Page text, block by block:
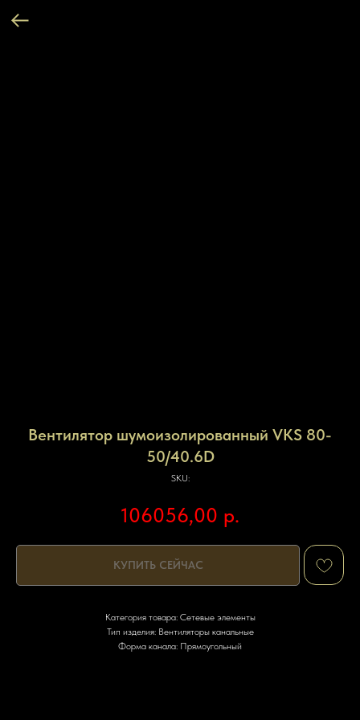
Вентилятор шумоизолированный VKS 80-
50/40.6D
SKU:
106056,00 р.
КУПИТЬ СЕЙЧАС
Категория товара: Сетевые элементы
Тип изделия: Вентиляторы канальные
Форма канала: Прямоугольный